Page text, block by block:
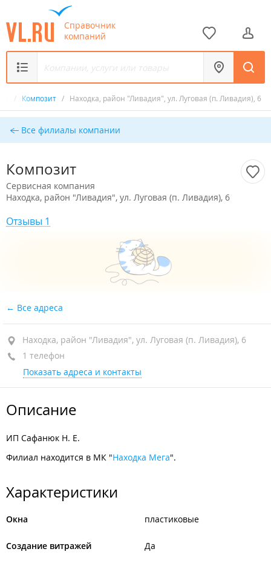
Справочник
компаний
/ Композит / Находка, район "Ливадия", ул. Луговая (п. Ливадия), 6
Все филиалы компании
Композит
Сервисная компания
Находка, район "Ливадия", ул. Луговая (п. Ливадия), 6
Отзывы 1
Все адреса
Находка, район "Ливадия", ул. Луговая (п. Ливадия), 6
1 телефон
Показать адреса и контакты
Описание
ИП Сафанюк Н. Е.
Филиал находится в МК "Находка Мега".
Характеристики
Окна пластиковые
Создание витражей Да